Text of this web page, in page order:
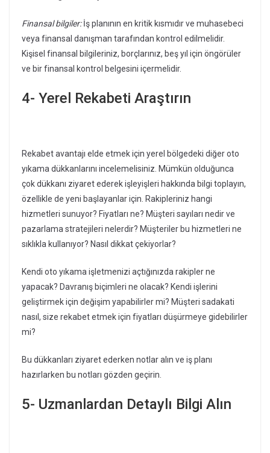
Finansal bilgiler:İş planının en kritik kısmıdır ve muhasebeci
veya finansal danışman tarafından kontrol edilmelidir.
Kişisel finansal bilgileriniz, borçlarınız, beş yıl için öngörüler
ve bir finansal kontrol belgesini içermelidir.
4- Yerel Rekabeti Araştırın
Rekabet avantajı elde etmek için yerel bölgedeki diğer oto
yıkama dükkanlarını incelemelisiniz. Mümkün olduğunca
çok dükkanı ziyaret ederek işleyişleri hakkında bilgi toplayın,
özellikle de yeni başlayanlar için. Rakipleriniz hangi
hizmetleri sunuyor? Fiyatları ne? Müşteri sayıları nedir ve
pazarlama stratejileri nelerdir? Müşteriler bu hizmetleri ne
sıklıkla kullanıyor? Nasıl dikkat çekiyorlar?
Kendi oto yıkama işletmenizi açtığınızda rakipler ne
yapacak? Davranış biçimleri ne olacak? Kendi işlerini
geliştirmek için değişim yapabilirler mi? Müşteri sadakati
nasıl, size rekabet etmek için fiyatları düşürmeye gidebilirler
mi?
Bu dükkanları ziyaret ederken notlar alın ve iş planı
hazırlarken bu notları gözden geçirin.
5- Uzmanlardan Detaylı Bilgi Alın